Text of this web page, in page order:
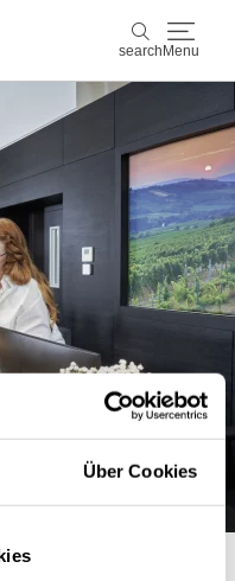
Über Cookies
search Menu
search
& culture